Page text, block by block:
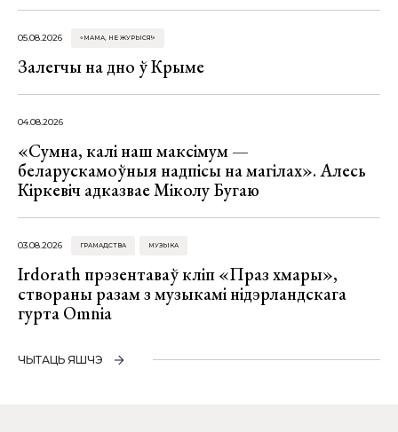
05.08.2026 «МАМА, НЕ ЖУРЫСЯ!»
Залегчы на дно ў Крыме
04.08.2026
«Сумна, калі наш максімум —
беларускамоўныя надпісы на магілах». Алесь
Кіркевіч адказвае Міколу Бугаю
03.08.2026 ГРАМАДСТВА МУЗЫКА
Irdorath прэзентаваў кліп «Праз хмары»,
створаны разам з музыкамі нідэрландскага
гурта Omnia
ЧЫТАЦЬ ЯШЧЭ